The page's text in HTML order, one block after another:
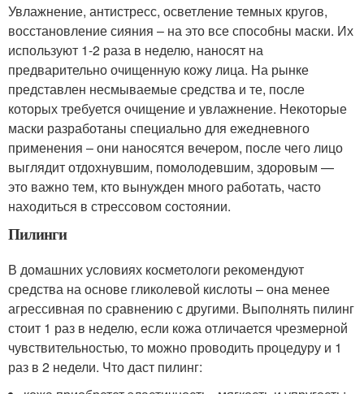
Увлажнение, антистресс, осветление темных кругов,
восстановление сияния – на это все способны маски. Их
используют 1-2 раза в неделю, наносят на
предварительно очищенную кожу лица. На рынке
представлен несмываемые средства и те, после
которых требуется очищение и увлажнение. Некоторые
маски разработаны специально для ежедневного
применения – они наносятся вечером, после чего лицо
выглядит отдохнувшим, помолодевшим, здоровым —
это важно тем, кто вынужден много работать, часто
находиться в стрессовом состоянии.
Пилинги
В домашних условиях косметологи рекомендуют
средства на основе гликолевой кислоты – она менее
агрессивная по сравнению с другими. Выполнять пилинг
стоит 1 раз в неделю, если кожа отличается чрезмерной
чувствительностью, то можно проводить процедуру и 1
раз в 2 недели. Что даст пилинг: